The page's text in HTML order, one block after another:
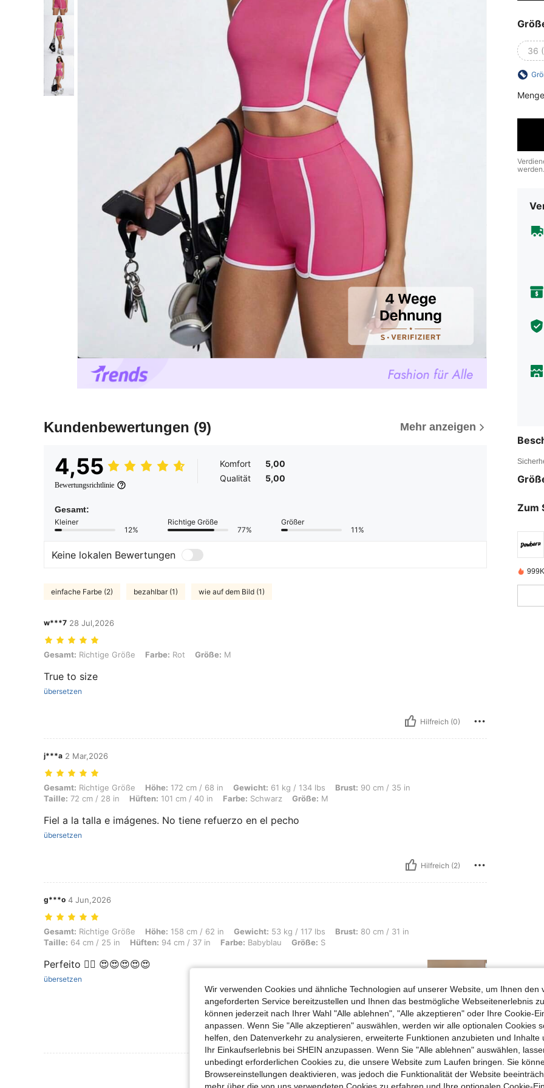
Kundenbewertungen (9) Mehr anzeigen
4,55
Bewertungsrichtlinie
Komfort
5,00
Qualität
5,00
Gesamt:
Kleiner
12%
Richtige Größe
77%
Größer
11%
Keine lokalen Bewertungen
einfache Farbe (2) bezahlbar (1) wie auf dem Bild (1)
w***7 28 Jul,2026
Gesamt: Richtige Größe, Farbe: Rot, Größe: M
Gesamt: Richtige Größe Farbe: Rot Größe: M
True to size
übersetzen
Hilfreich (0)
j***a 2 Mar,2026
Gesamt: Richtige Größe, Höhe: 172 cm / 68 in, Gewicht: 61 kg / 134 lbs, Brust: 90 cm / 35 in, Taille: 72 cm / 28 in, Hüften: 101 cm / 40 in, Farbe:
Gesamt: Richtige Größe Höhe: 172 cm / 68 in Gewicht: 61 kg / 134 lbs Brust: 90 cm / 35 in
Taille: 72 cm / 28 in Hüften: 101 cm / 40 in Farbe: Schwarz Größe: M
Fiel a la talla e imágenes. No tiene refuerzo en el pecho
übersetzen
Hilfreich (2)
g***o 4 Jun,2026
Gesamt: Richtige Größe, Höhe: 158 cm / 62 in, Gewicht: 53 kg / 117 lbs, Brust: 80 cm / 31 in, Taille: 64 cm / 25 in, Hüften: 94 cm / 37 in, Farbe:
Gesamt: Richtige Größe Höhe: 158 cm / 62 in Gewicht: 53 kg / 117 lbs Brust: 80 cm / 31 in
Taille: 64 cm / 25 in Hüften: 94 cm / 37 in Farbe: Babyblau Größe: S
Perfeito 👌🏾 😍😍😍😍😍
übersetzen
Hilfreich (0)
Mehr Bewertungen Ansehen
36
werden.
Zum
Wir verwenden Cookies und ähnliche Technologien auf unserer Website, um Ihnen den
angeforderten Service bereitzustellen und Ihnen das bestmögliche Webseitenerlebnis
können jederzeit nach Ihrer Wahl "Alle ablehnen", "Alle akzeptieren" oder Ihre Cookie-
anpassen. Wenn Sie "Alle akzeptieren" auswählen, werden wir alle optionalen Cookies
helfen, den Datenverkehr zu analysieren, erweiterte Funktionen anzubieten und Inhalte
Ihr Einkaufserlebnis bei SHEIN anzupassen. Wenn Sie "Alle ablehnen" auswählen,
unbedingt erforderlichen Cookies zu, die unsere Website zum Laufen bringen. Sie
Browsereinstellungen deaktivieren, was jedoch die Funktionalität der Website